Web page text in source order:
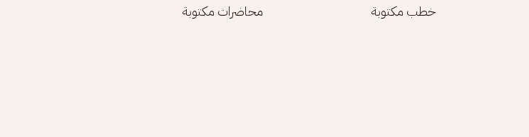
خطب مكتوبة
محاضرات مكتوبة